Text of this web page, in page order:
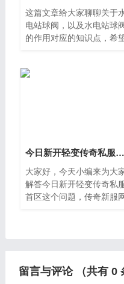
这篇文章给大家聊聊关于
电站球阀，以及水电站球
的作用对应的知识点，希
类型不同类型的接口可以满
今日新开轻变传奇私服首区 传奇新服网微变
大家好，今天小编来为大
解答今日新开轻变传奇私
首区这个问题，传奇新服
留言与评论 （共有 0